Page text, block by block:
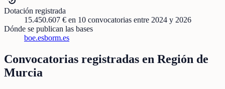
Dotación registrada
15.450.607 € en 10 convocatorias entre 2024 y 2026
Dónde se publican las bases
boe.esborm.es
Convocatorias registradas en Región de
Murcia